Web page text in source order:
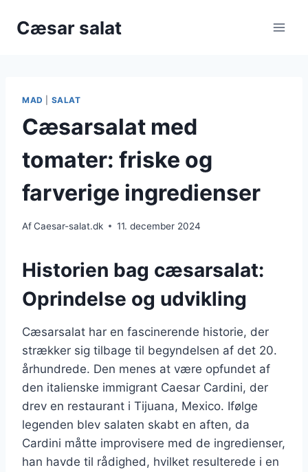
Cæsar salat
MAD SALAT
Cæsarsalat med
tomater: friske og
farverige ingredienser
AfCaesar-salat.dk 11. december 2024
Historien bag cæsarsalat:
Oprindelse og udvikling
Cæsarsalat har en fascinerende historie, der
strækker sig tilbage til begyndelsen af det 20.
århundrede. Den menes at være opfundet af
den italienske immigrant Caesar Cardini, der
drev en restaurant i Tijuana, Mexico. Ifølge
legenden blev salaten skabt en aften, da
Cardini måtte improvisere med de ingredienser,
han havde til rådighed, hvilket resulterede i en